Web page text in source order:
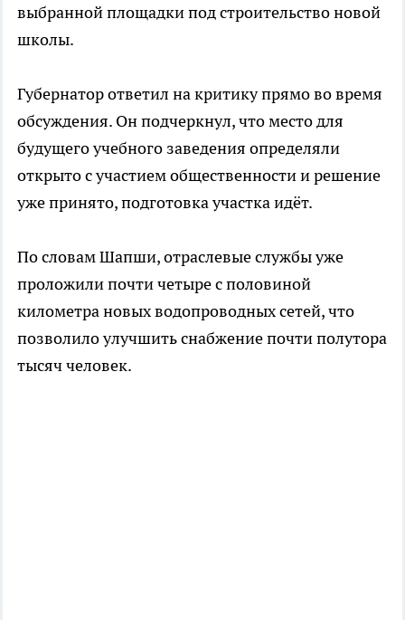
выбранной площадки под строительство новой
школы.
Губернатор ответил на критику прямо во время
обсуждения. Он подчеркнул, что место для
будущего учебного заведения определяли
открыто с участием общественности и решение
уже принято, подготовка участка идёт.
По словам Шапши, отраслевые службы уже
проложили почти четыре с половиной
километра новых водопроводных сетей, что
позволило улучшить снабжение почти полутора
тысяч человек.